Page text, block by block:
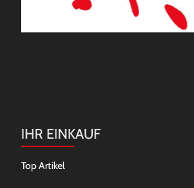
IHR EINKAUF
Top Artikel